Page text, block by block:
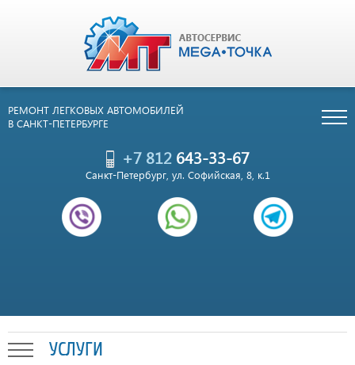
РЕМОНТ ЛЕГКОВЫХ АВТОМОБИЛЕЙ
В САНКТ-ПЕТЕРБУРГЕ
+7 812643-33-67
Санкт-Петербург, ул. Софийская, 8, к.1
УСЛУГИ